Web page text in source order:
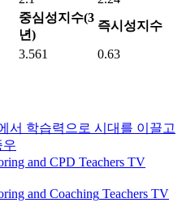
중심성지수(3
년)
즉시성지수
3.561 0.63
서 학습력으로 시대를 이끌고
우
and CPD Teachers TV
and Coaching Teachers TV